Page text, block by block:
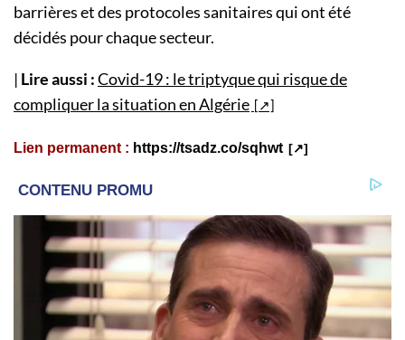
barrières et des protocoles sanitaires qui ont été
décidés pour chaque secteur.
| Lire aussi :Covid-19 : le triptyque qui risque de
compliquer la situation en Algérie
Lien permanent : https://tsadz.co/sqhwt